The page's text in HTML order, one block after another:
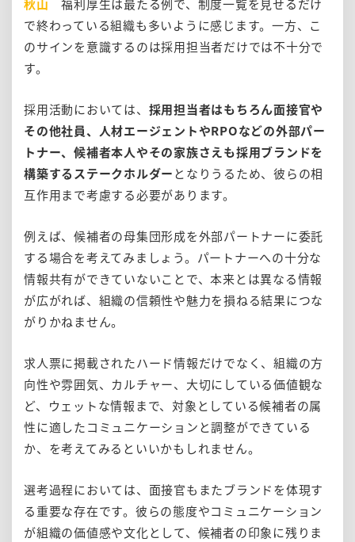
秋山
福利厚生は最たる例で、制度一覧を見せるだけ
で終わっている組織も多いように感じます。一方、こ
のサインを意識するのは採用担当者だけでは不十分で
す。
採用活動においては、 採用担当者はもちろん面接官や
その他社員、人材エージェントやRPOなどの外部パー
トナー、候補者本人やその家族さえも採用ブランドを
構築するステークホルダーとなりうるため、彼らの相
互作用まで考慮する必要があります。
例えば、候補者の母集団形成を外部パートナーに委託
する場合を考えてみましょう。パートナーへの十分な
情報共有ができていないことで、本来とは異なる情報
が広がれば、組織の信頼性や魅力を損ねる結果につな
がりかねません。
求人票に掲載されたハード情報だけでなく、組織の方
向性や雰囲気、カルチャー、大切にしている価値観な
ど、ウェットな情報まで、対象としている候補者の属
性に適したコミュニケーションと調整ができている
か、を考えてみるといいかもしれません。
選考過程においては、面接官もまたブランドを体現す
る重要な存在です。彼らの態度やコミュニケーション
が組織の価値感や文化として、候補者の印象に残りま